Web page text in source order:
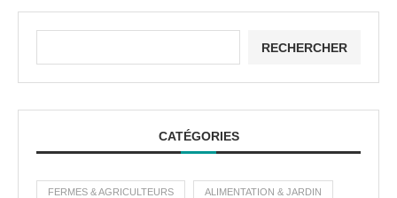
RECHERCHER
CATÉGORIES
FERMES & AGRICULTEURS ALIMENTATION & JARDIN